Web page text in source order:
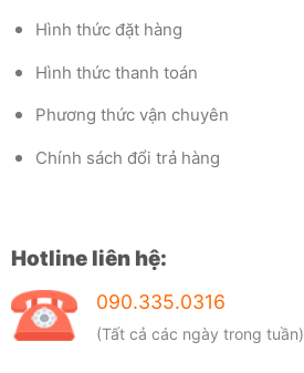
Hình thức đặt hàng
Hình thức thanh toán
Phương thức vận chuyên
Chính sách đổi trả hàng
Hotline liên hệ:
090.335.0316
(Tất cả các ngày trong tuần)